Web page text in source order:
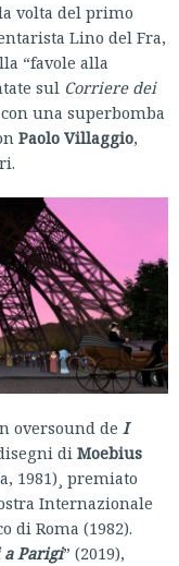
volta del primo
Lino del Fra,
“favole alla
sul Corriere dei
una superbomba
Paolo Villaggio,
oversound de I
di Moebius
1981)¸ premiato
Internazionale
di Roma (1982).
Parigi” (2019),